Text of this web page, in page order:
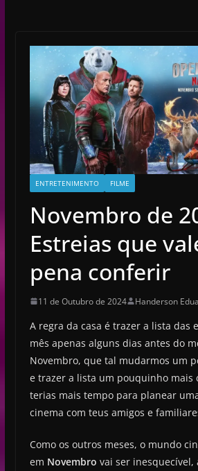
ENTRETENIMENTO FILME
Novembro de
Estreias que
pena conferir
11 de Outubro de 2024 Handerson
A regra da casa é trazer a lista das
mês apenas alguns dias antes do
Novembro, que tal mudarmos um
e trazer a lista um pouquinho mais
terias mais tempo para planear
cinema com teus amigos e
Como os outros meses, o mundo
em Novembro vai ser inesquecível,